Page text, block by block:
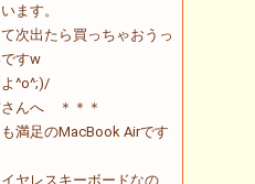
ます。
次出たら買っちゃおうっ
すw
^o^;)/
んへ ＊＊＊
満足のMacBook Airです
ヤレスキーボードなの